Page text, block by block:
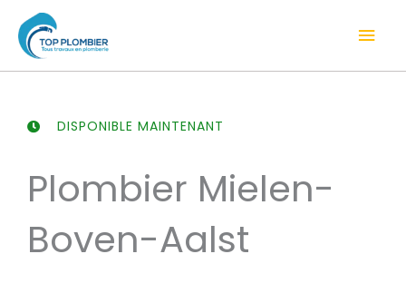
contenu
DISPONIBLE MAINTENANT
Plombier Mielen-
Boven-Aalst